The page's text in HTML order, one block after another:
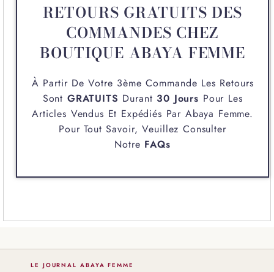
RETOURS GRATUITS DES
COMMANDES CHEZ
BOUTIQUE ABAYA FEMME
À Partir De Votre 3ème Commande Les Retours
Sont GRATUITS Durant 30 Jours Pour Les
Articles Vendus Et Expédiés Par Abaya Femme.
Pour Tout Savoir, Veuillez Consulter
Notre FAQs
LE JOURNAL ABAYA FEMME